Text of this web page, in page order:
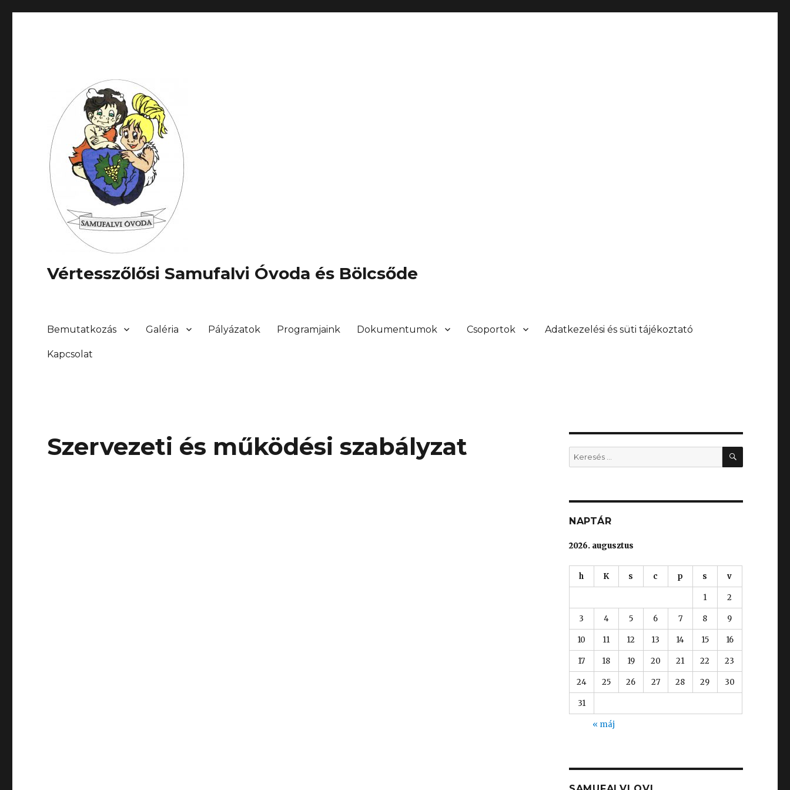
Vértesszőlősi Samufalvi Óvoda és Bölcsőde
Bemutatkozás Galéria Pályázatok Programjaink Dokumentumok Csoportok Adatkezelési és süti tájékoztató
Kapcsolat
Szervezeti és működési szabályzat
Keresés
a
KERESÉS
NAPTÁR
2026. augusztus
h K s c p s v
1 2
3 4 5 6 7 8 9
10 11 12 13 14 15 16
17 18 19 20 21 22 23
24 25 26 27 28 29 30
31
« máj